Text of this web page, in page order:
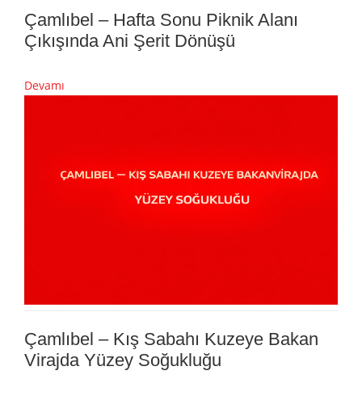
Çamlıbel – Hafta Sonu Piknik Alanı
Çıkışında Ani Şerit Dönüşü
Devamı
Çamlıbel – Kış Sabahı Kuzeye Bakan
Virajda Yüzey Soğukluğu